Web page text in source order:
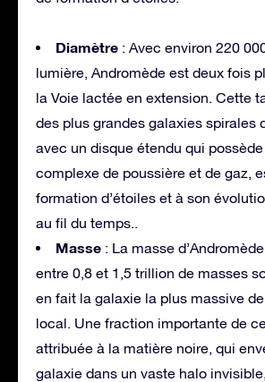
Diamètre : Avec environ 220
lumière, Andromède est deux fois
la Voie lactée en extension. Cette
des plus grandes galaxies spirales
avec un disque étendu qui
complexe de poussière et de gaz,
formation d’étoiles et à son
au fil du temps..
Masse : La masse
entre 0,8 et 1,5 trillion de masses
en fait la galaxie la plus massive
local. Une fraction importante de
attribuée à la matière noire, qui
galaxie dans un vaste halo